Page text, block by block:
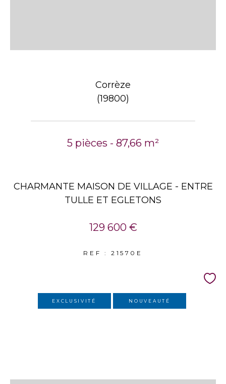
Corrèze
(19800)
5 pièces - 87,66 m²
CHARMANTE MAISON DE VILLAGE - ENTRE
TULLE ET EGLETONS
129 600 €
REF : 21570E
EXCLUSIVITÉ NOUVEAUTÉ